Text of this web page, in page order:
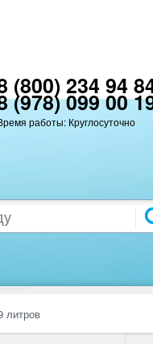
(800) 234 94
(978) 099 00
работы: Круглосуточно
литров